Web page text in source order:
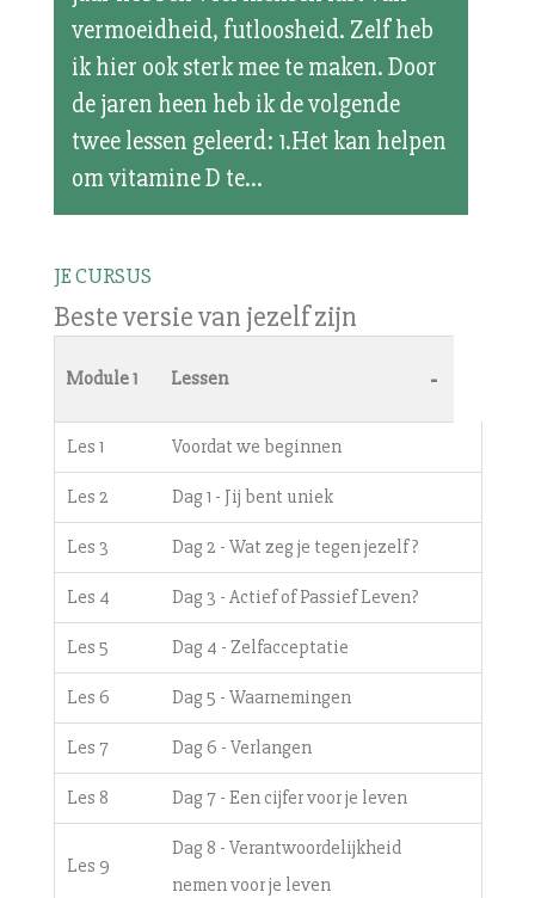
vermoeidheid, futloosheid. Zelf heb
ik hier ook sterk mee te maken. Door
de jaren heen heb ik de volgende
twee lessen geleerd: 1.Het kan helpen
om vitamine D te...
JE CURSUS
Beste versie van jezelf zijn
Module 1 Lessen -
Les 1 Voordat we beginnen
Les 2 Dag 1 - Jij bent uniek
Les 3 Dag 2 - Wat zeg je tegen jezelf?
Les 4 Dag 3 - Actief of Passief Leven?
Les 5 Dag 4 - Zelfacceptatie
Les 6 Dag 5 - Waarnemingen
Les 7 Dag 6 - Verlangen
Les 8 Dag 7 - Een cijfer voor je leven
Les 9
Dag 8 - Verantwoordelijkheid
nemen voor je leven